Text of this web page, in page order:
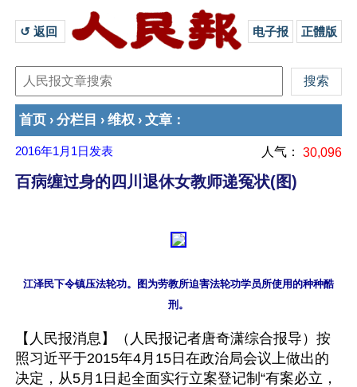
↺ 返回 电子报 正體版
首页 › 分栏目 › 维权 › 文章 ：
2016年1月1日 发表 人气： 30,096
百病缠过身的四川退休女教师递冤状(图)
江泽民下令镇压法轮功。图为劳教所迫害法轮功学员所使用的种种酷
【人民报消息】（人民报记者唐奇潇综合报导）按
照习近平于2015年4月15日在政治局会议上做出的
决定，从5月1日起全面实行立案登记制“有案必立，